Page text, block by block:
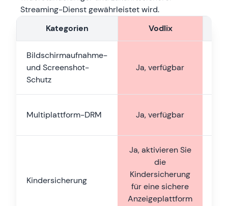
Streaming-Dienst gewährleistet wird.
Kategorien
Vodlix
Bildschirmaufnahme-
und Screenshot-
Schutz
Ja, verfügbar
Multiplattform-DRM Ja, verfügbar
Kindersicherung
Ja, aktivieren Sie
die
Kindersicherung
für eine sichere
Anzeigeplattform